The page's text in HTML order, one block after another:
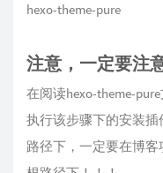
hexo-theme-pure
注意，一定要注
在阅读hexo-theme-
执行该步骤下的安装
路径下，一定要在博